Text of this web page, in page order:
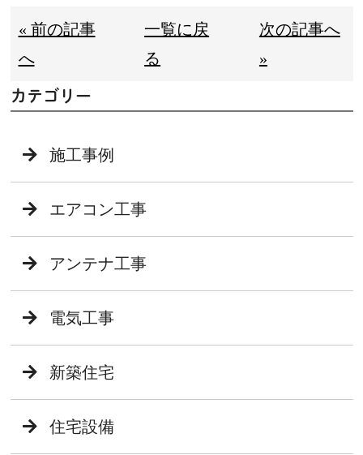
« 前の記事
へ
一覧に戻
る
次の記事へ
»
カテゴリー
施工事例
エアコン工事
アンテナ工事
電気工事
新築住宅
住宅設備